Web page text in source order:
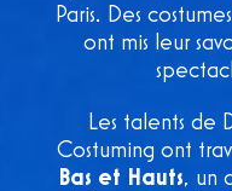
Paris. Des
ont mis leur
Les talents de
Costuming ont
Bas et Hauts, un